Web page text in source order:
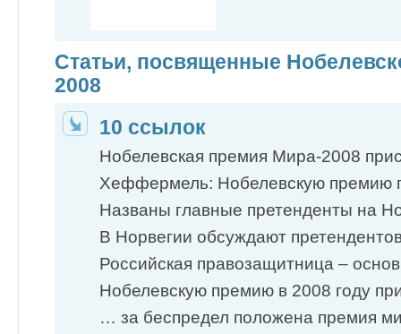
Статьи, посвященные
2008
10 ссылок
Нобелевская премия Мира-2008
Хеффермель: Нобелевскую премию
Названы главные претенденты на
В Норвегии обсуждают
Российская правозащитница –
Нобелевскую премию в 2008 году
… за беспредел положена премия